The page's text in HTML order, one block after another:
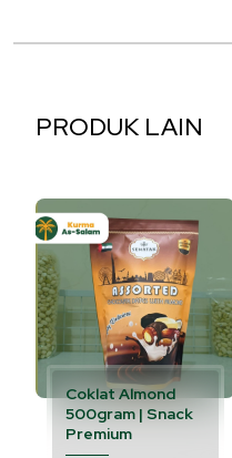
PRODUK LAIN
Coklat Almond
500gram | Snack
Premium